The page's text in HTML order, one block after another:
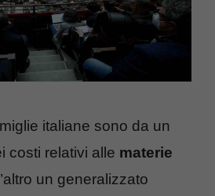
italiane sono da un
costi relativi alle materie
un generalizzato